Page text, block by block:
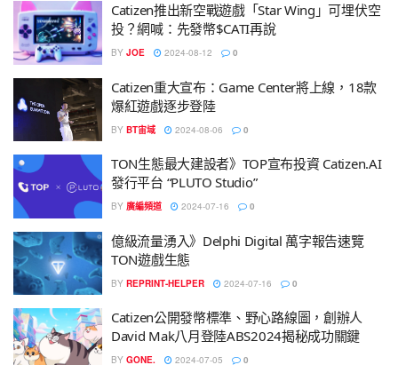
Catizen推出新空戰遊戲「Star Wing」可埋伏空
投？網喊：先發幣$CATI再說
BY JOE 2024-08-12 0
Catizen重大宣布：Game Center將上線，18款
爆紅遊戲逐步登陸
BY BT宙域 2024-08-06 0
TON生態最大建設者》TOP宣布投資 Catizen.AI
發行平台 “PLUTO Studio”
BY 廣編頻道 2024-07-16 0
億級流量湧入》Delphi Digital 萬字報告速覽
TON遊戲生態
BY REPRINT-HELPER 2024-07-16 0
Catizen公開發幣標準、野心路線圖，創辦人
David Mak八月登陸ABS2024揭秘成功關鍵
BY GONE. 2024-07-05 0